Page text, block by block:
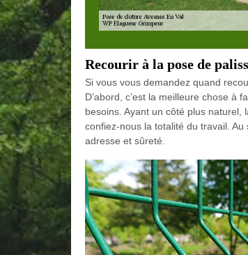
Recourir à la pose de
Si vous vous demandez quand
D’abord, c’est la meilleure chose à
besoins. Ayant un côté plus naturel,
confiez-nous la totalité du travail.
adresse et sûreté.